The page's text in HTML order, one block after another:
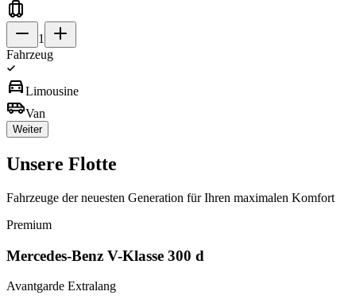
1
Fahrzeug
directions_carLimousine
airport_shuttleVan
Weiter
Unsere Flotte
Fahrzeuge der neuesten Generation für Ihren maximalen Komfort
Premium
Mercedes-Benz V-Klasse 300 d
Avantgarde Extralang